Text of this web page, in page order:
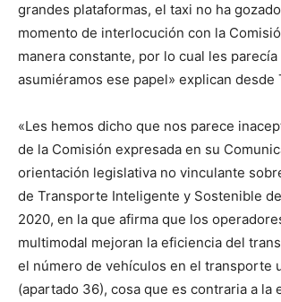
grandes plataformas, el taxi no ha
momento de interlocución con la
manera constante, por lo cual les
asumiéramos ese papel» explican desde
«Les hemos dicho que nos parece
de la Comisión expresada en su
orientación legislativa no vinculante
de Transporte Inteligente y Sostenible
2020, en la que afirma que los
multimodal mejoran la eficiencia del
el número de vehículos en el transporte
(apartado 36), cosa que es contraria a la